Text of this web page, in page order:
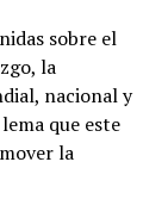
sobre el
la
nacional y
que este
la